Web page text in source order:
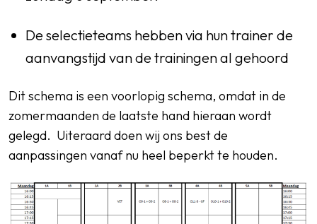
De selectieteams hebben via hun trainer de
aanvangstijd van de trainingen al gehoord
Dit schema is een voorlopig schema, omdat in de
zomermaanden de laatste hand hieraan wordt
gelegd. Uiteraard doen wij ons best de
aanpassingen vanaf nu heel beperkt te houden.